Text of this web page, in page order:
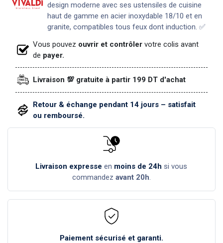
design moderne avec ses ustensiles de cuisine
haut de gamme en acier inoxydable 18/10 et en
granite, compatibles tous feux dont induction. ✅
Vous pouvez ouvrir et contrôler votre colis avant
de payer.
Livraison 💯 gratuite à partir 199 DT d'achat
Retour & échange pendant 14 jours – satisfait
ou remboursé.
Livraison expresse en moins de 24h si vous
commandez avant 20h.
Paiement sécurisé et garanti.